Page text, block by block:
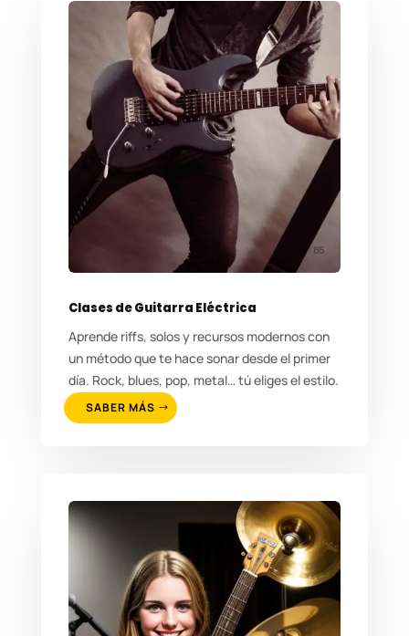
Clases de Guitarra Eléctrica
Aprende riffs, solos y recursos modernos con
un método que te hace sonar desde el primer
día. Rock, blues, pop, metal… tú eliges el estilo.
SABER MÁS